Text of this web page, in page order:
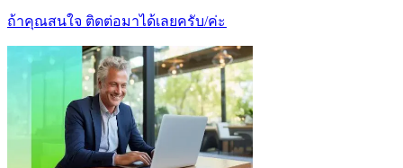
ถ้าคุณสนใจ ติดต่อมาได้เลยครับ/ค่ะ​​